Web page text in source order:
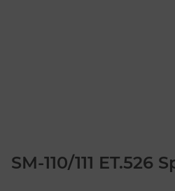
SM-110/111 ET.526